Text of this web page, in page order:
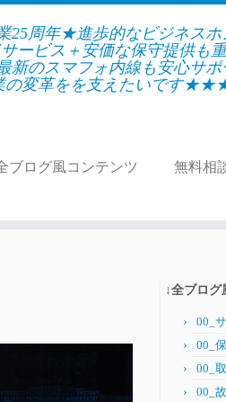
25周年★進歩的なビジネスホ
ービス＋安価な保守提供も
新のスマフォ内線も安心サ
の変革をを支えたいです
ブログ風コンテンツ 無料相
↓全ブロ
00_
00_
00_
00_